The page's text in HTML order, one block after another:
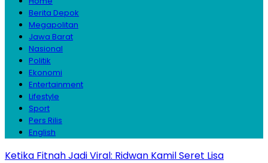
Berita Depok
Megapolitan
Jawa Barat
Nasional
Politik
Ekonomi
Entertainment
Lifestyle
Sport
Pers Rilis
English
Ketika Fitnah Jadi Viral: Ridwan Kamil Seret Lisa